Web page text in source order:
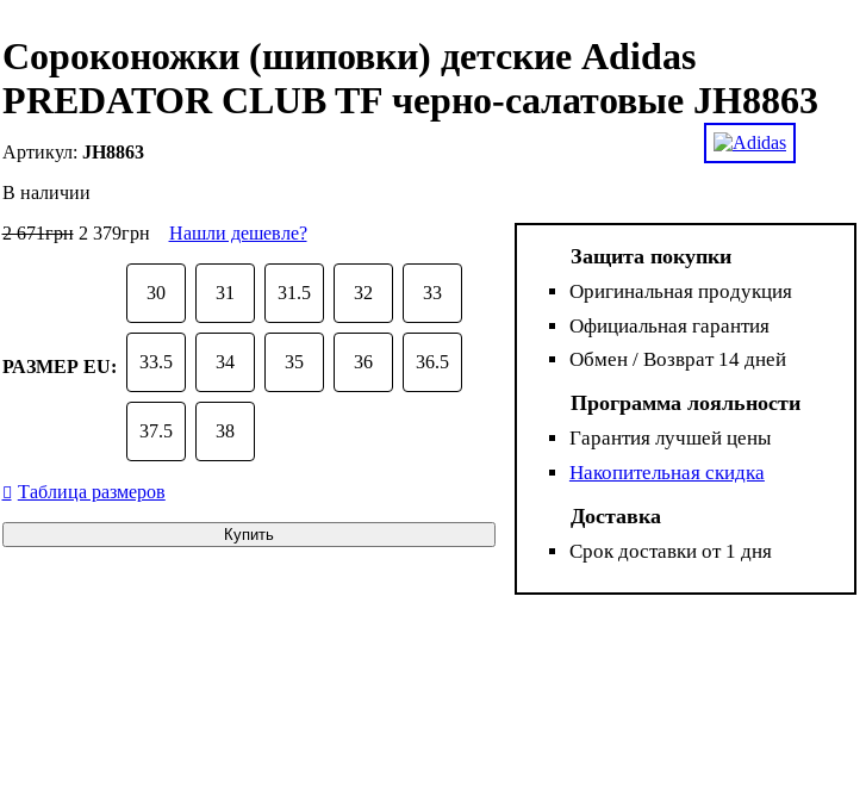
Сороконожки (шиповки) детские Adidas
PREDATOR CLUB TF черно-салатовые JH8863
JH8863
В наличии
2 671грн 2 379грн Нашли дешевле?
РАЗМЕР EU:
30 31 31.5 32 33
33.5 34 35 36 36.5
37.5 38
Таблица размеров
Купить
Защита покупки
Оригинальная продукция
Официальная гарантия
Обмен / Возврат 14 дней
Программа лояльности
Гарантия лучшей цены
Накопительная скидка
Доставка
Срок доставки от 1 дня